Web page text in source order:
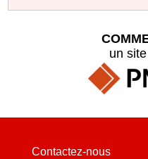
un
Contactez-nous